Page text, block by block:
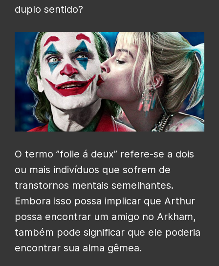
duplo sentido?
O termo ”folie á deux” refere-se a dois
ou mais indivíduos que sofrem de
transtornos mentais semelhantes.
Embora isso possa implicar que Arthur
possa encontrar um amigo no Arkham,
também pode significar que ele poderia
encontrar sua alma gêmea.